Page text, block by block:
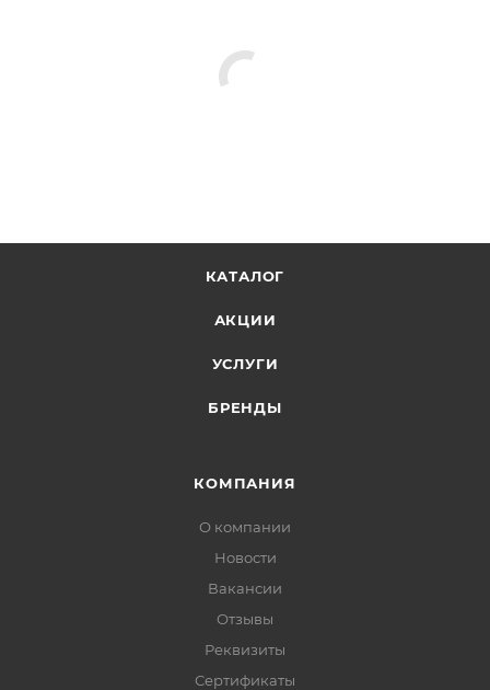
КАТАЛОГ
АКЦИИ
УСЛУГИ
БРЕНДЫ
КОМПАНИЯ
О компании
Новости
Вакансии
Отзывы
Реквизиты
Сертификаты